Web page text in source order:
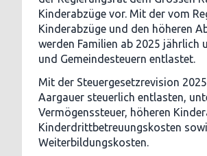
Kinderabzüge vor. Mit der vom
Kinderabzüge und den höheren
werden Familien ab 2025 jährlich
und Gemeindesteuern entlastet.
Mit der Steuergesetzrevision
Aargauer steuerlich entlasten,
Vermögenssteuer, höheren
Kinderdrittbetreuungskosten
Weiterbildungskosten.